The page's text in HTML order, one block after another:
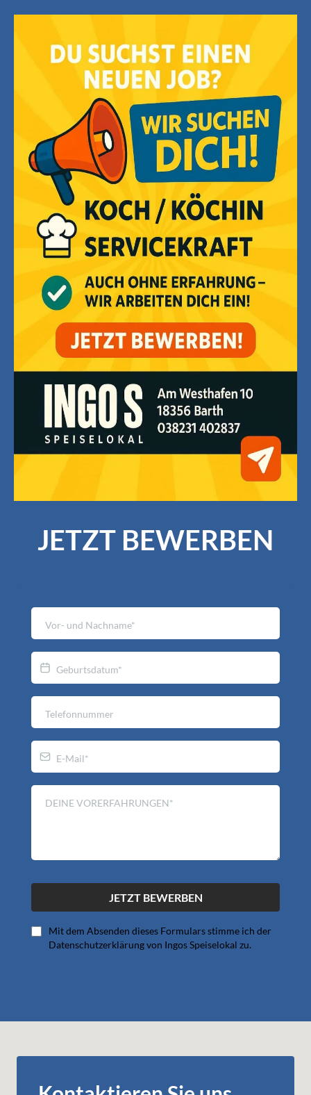
JETZT BEWERBEN
JETZT BEWERBEN
Mit dem Absenden dieses Formulars stimme ich der
Datenschutzerklärung von Ingos Speiselokal zu.